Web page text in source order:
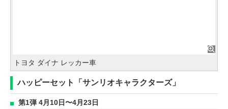
トヨタ ダイナ レッカー車
ハッピーセット「サンリオキャラクターズ」
第1弾 4月10日〜4月23日